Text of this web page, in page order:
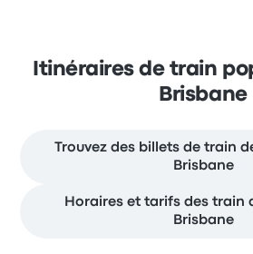
Itinéraires de train
Brisbane
Trouvez des billets de train
Brisbane
Horaires et tarifs des train
Brisbane